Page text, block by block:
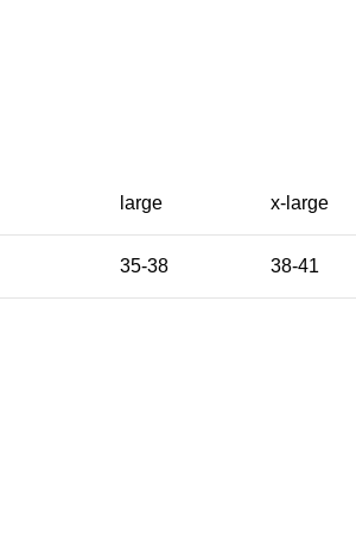
large x-large
35-38 38-41